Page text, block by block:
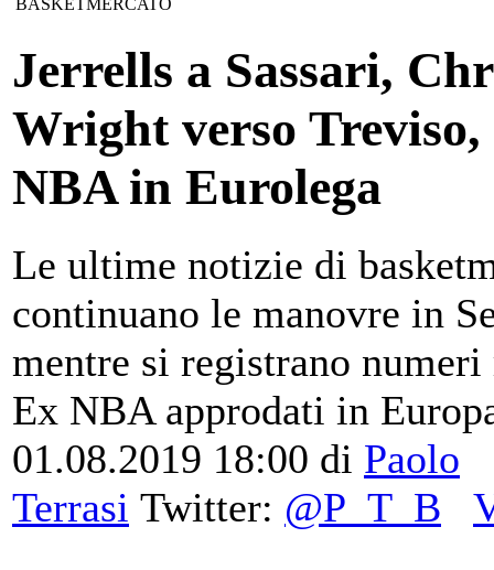
BASKETMERCATO
Jerrells a Sassari,
Wright verso
NBA in Eurolega
Le ultime notizie di
continuano le manovre in
mentre si registrano
Ex NBA approdati in
01.08.2019 18:00 di Paolo
Terrasi Twitter: @P_T_B